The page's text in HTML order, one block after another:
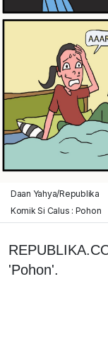
Daan Yahya/Republika
Komik Si Calus : Pohon
'Pohon'.